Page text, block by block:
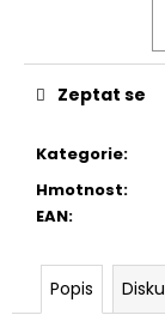
Kategorie:
Hmotnost:
EAN:
Zeptat se
Popis
PROSPERA
7+
WEIGHT
BALANCE
BAREL
ZDARMA